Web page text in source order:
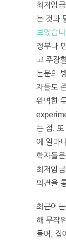
최저임
는 것과
보였습
정부나
고 주장
논문의
자들도
완벽한
는 점,
에 얼마
학자들
최저임
의견을
최근에
해 무작
들어, 집